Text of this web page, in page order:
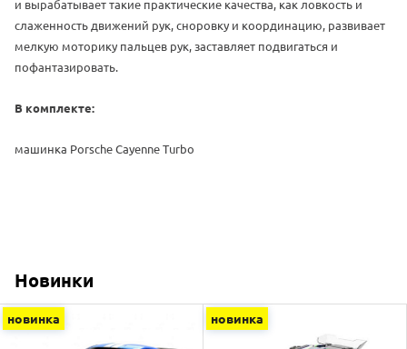
и вырабатывает такие практические качества, как ловкость и
слаженность движений рук, сноровку и координацию, развивает
мелкую моторику пальцев рук, заставляет подвигаться и
пофантазировать.
В комплекте:
машинка Porsche Cayenne Turbo
Новинки
новинка новинка